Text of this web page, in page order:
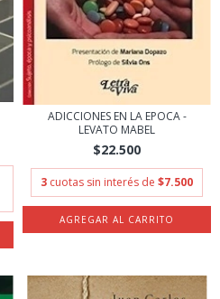
ADICCIONES EN LA EPOCA -
LEVATO MABEL
$22.500
3 cuotas sin interés de $7.500